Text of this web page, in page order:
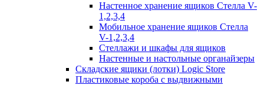
Настенное хранение ящиков Стелла V-
1,2,3,4
Мобильное хранение ящиков Стелла
V-1,2,3,4
Стеллажи и шкафы для ящиков
Настенные и настольные органайзеры
Складские ящики (лотки) Logiс Store
Пластиковые короба с выдвижными